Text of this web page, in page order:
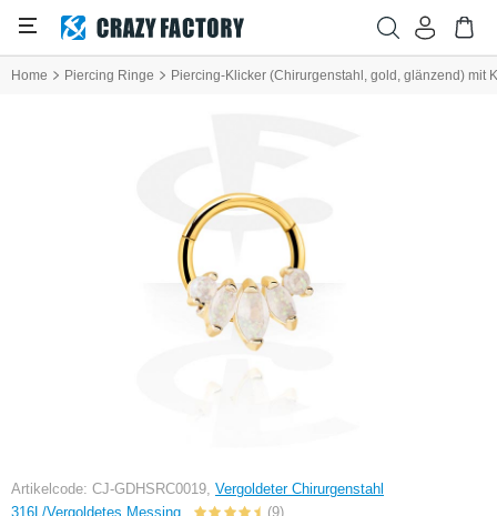
Home Piercing Ringe Piercing-Klicker (Chirurgenstahl, gold, glänzend) mit
Artikelcode: CJ-GDHSRC0019, Vergoldeter Chirurgenstahl
316L/Vergoldetes Messing
(9)